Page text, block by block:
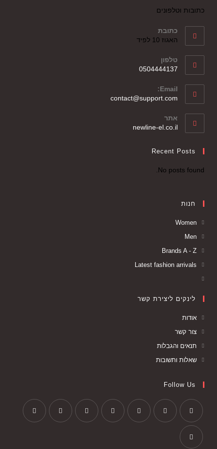
כתובות וטלפונים
כתובת
האגוז 10 לפיד
טלפון
0504444137
Email:
contact@support.com
אתר
newline-el.co.il
Recent Posts
No posts found.
חנות
Women
Men
Brands A - Z
Latest fashion arrivals
לינקים ליצירת קשר
אודות
צור קשר
תנאים והגבלות
שאלות ותשובות
Follow Us